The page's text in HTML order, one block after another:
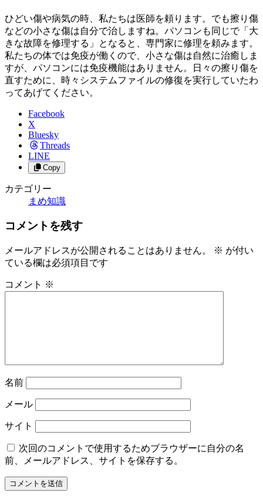
ひどい傷や病気の時、私たちは医師を頼ります。でも擦り傷
などの小さな傷は自分で治しますね。パソコンも同じで「大
きな故障を修理する」となると、専門家に修理を頼みます。
私たちの体では免疫が働くので、小さな傷は自然に治癒しま
すが、パソコンには免疫機能はありません。日々の擦り傷を
直すために、時々システムファイルの修復を実行していたわ
ってあげてください。
Facebook
X
Bluesky
Threads
LINE
Copy
カテゴリー
まめ知識
コメントを残す
メールアドレスが公開されることはありません。 ※ が付い
ている欄は必須項目です
コメント ※
名前
メール
サイト
次回のコメントで使用するためブラウザーに自分の名
前、メールアドレス、サイトを保存する。